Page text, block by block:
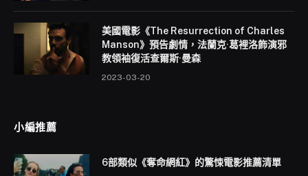
美國電影《The Resurrection of Charles
Manson》預告劇情，法蘭克·葛裡洛飾演邪
教領袖復活查爾斯·曼森
2023-03-20
小編推薦
6部類似《奪命網紅》的驚悚電影推薦清單